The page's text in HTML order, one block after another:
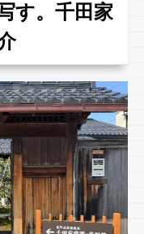
す。千田家